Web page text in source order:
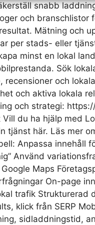
snabb
och
Mätning och
per stads- eller
minst en lokal
Sök
och
och aktiva lokala
och strategi:
du ha hjälp med
tjänst här. Läs mer
Anpassa innehåll
Använd
Maps
On-page
trafik
klick från SERP
sidladdningstid,